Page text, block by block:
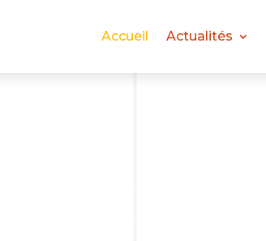
Accueil Actualités